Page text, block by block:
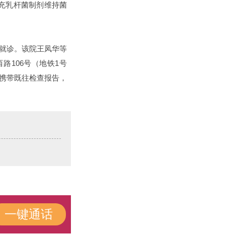
乳杆菌制剂维持菌
诊。该院王凤华等
路106号（地铁1号
带既往检查报告，
一键通话